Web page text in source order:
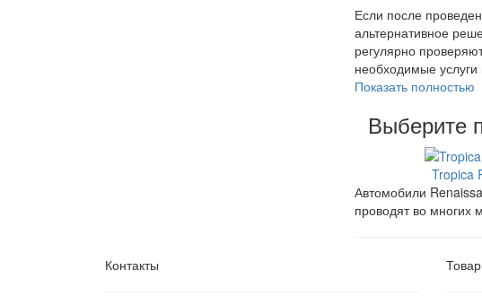
Если после
альтернативное
регулярно
необходимые
Показать полностью
Выберите
Tropica
Автомобили
проводят во многих
Контакты